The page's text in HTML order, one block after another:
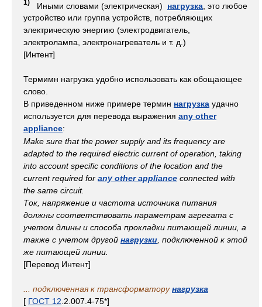
1) Иными словами (электрическая) нагрузка , это любое
устройство или группа устройств, потребляющих
электрическую энергию (электродвигатель,
электролампа, электронагреватель и т. д.)
[Интент]
Термимн нагрузка удобно использовать как обощающее
слово.
В приведенном ниже примере термин нагрузка удачно
используется для перевода выражения any other
appliance:
Make sure that the power supply and its frequency are
adapted to the required electric current of operation, taking
into account specific conditions of the location and the
current required for any other appliance connected with
the same circuit.
Ток, напряжение и частота источника питания
должны соответствовать параметрам агрегата с
учетом длины и способа прокладки питающей линии, а
также с учетом другой нагрузки, подключенной к этой
же питающей линии.
[Перевод Интент]
... подключенная к трансформаторунагрузка
[ ГОСТ 12.2.007.4-75*]